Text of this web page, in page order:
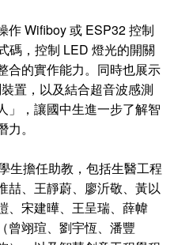
作 Wifiboy 或 ESP32 控制
碼，控制 LED 燈光的開關
合的實作能力。同時也展示
置，以及結合超音波感測
」，讓國中生進一步了解智
。
生擔任助教，包括生醫工程
喆、王靜蔚、廖沂敬、黃以
、宋建曄、王呈瑞、薛幃
（曾翊瑄、劉宇恆、潘豐